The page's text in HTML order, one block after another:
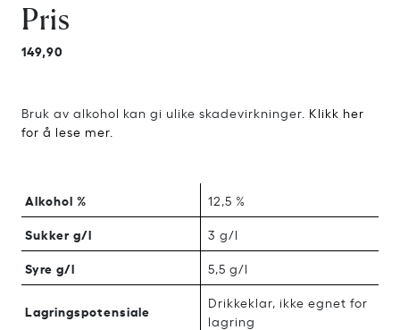
Pris
149,90
Bruk av alkohol kan gi ulike skadevirkninger. Klikk her
for å lese mer.
Alkohol % 12,5 %
Sukker g/l 3 g/l
Syre g/l 5,5 g/l
Lagringspotensiale
Drikkeklar, ikke egnet for
lagring